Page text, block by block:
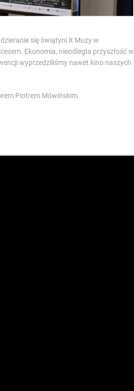
się świątyni X Muzy w
Ekonomia, nieodległa przyszłość w
wyprzedziliśmy nawet kino naszych
Piotrem Mówińskim.